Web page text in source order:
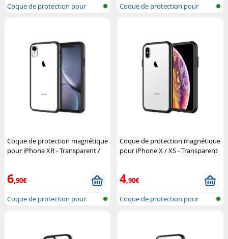
Coque de protection pour
Coque de protection pour
Coque de protection magnétique
pour iPhone XR - Transparent /
6,90€
Coque de protection pour
Coque de protection magnétique
pour iPhone X / XS - Transparent
4,90€
Coque de protection pour